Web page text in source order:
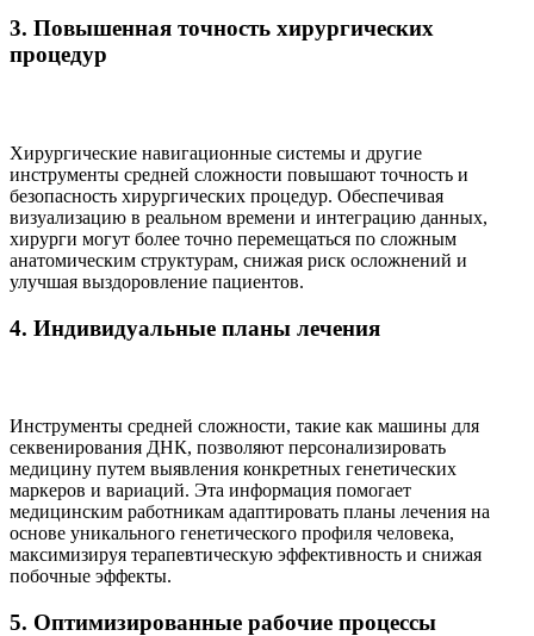
3. Повышенная точность хирургических
процедур
Хирургические навигационные системы и другие
инструменты средней сложности повышают точность и
безопасность хирургических процедур. Обеспечивая
визуализацию в реальном времени и интеграцию данных,
хирурги могут более точно перемещаться по сложным
анатомическим структурам, снижая риск осложнений и
улучшая выздоровление пациентов.
4. Индивидуальные планы лечения
Инструменты средней сложности, такие как машины для
секвенирования ДНК, позволяют персонализировать
медицину путем выявления конкретных генетических
маркеров и вариаций. Эта информация помогает
медицинским работникам адаптировать планы лечения на
основе уникального генетического профиля человека,
максимизируя терапевтическую эффективность и снижая
побочные эффекты.
5. Оптимизированные рабочие процессы